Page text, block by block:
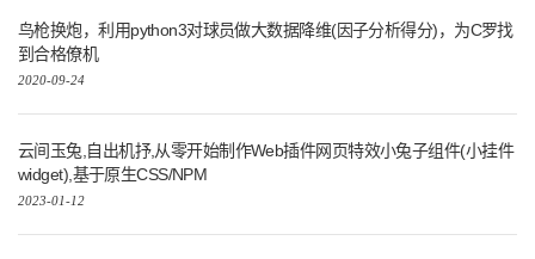
鸟枪换炮，利用python3对球员做大数据降维(因子分析得分)，为C罗找
到合格僚机
2020-09-24
云间玉兔,自出机抒,从零开始制作Web插件网页特效小兔子组件(小挂件
widget),基于原生CSS/NPM
2023-01-12